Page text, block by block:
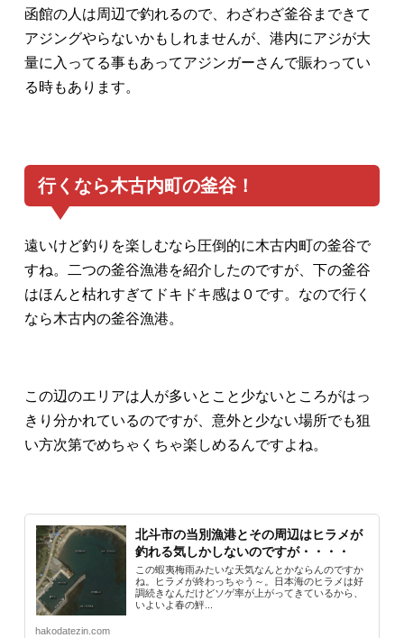
函館の人は周辺で釣れるので、わざわざ釜谷まできて
アジングやらないかもしれませんが、港内にアジが大
量に入ってる事もあってアジンガーさんで賑わってい
る時もあります。
行くなら木古内町の釜谷！
遠いけど釣りを楽しむなら圧倒的に木古内町の釜谷で
すね。二つの釜谷漁港を紹介したのですが、下の釜谷
はほんと枯れすぎてドキドキ感は０です。なので行く
なら木古内の釜谷漁港。
この辺のエリアは人が多いとこと少ないところがはっ
きり分かれているのですが、意外と少ない場所でも狙
い方次第でめちゃくちゃ楽しめるんですよね。
北斗市の当別漁港とその周辺はヒラメが
釣れる気しかしないのですが・・・・
この蝦夷梅雨みたいな天気なんとかならんのですか
ね。ヒラメが終わっちゃう～。日本海のヒラメは好
調続きなんだけどソゲ率が上がってきているから、
いよいよ春の鮃...
hakodatezin.com